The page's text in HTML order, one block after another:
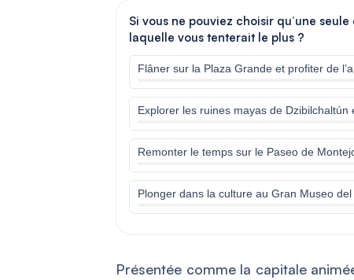
Si vous ne pouviez choisir qu’une
laquelle vous tenterait le plus ?
Flâner sur la Plaza Grande et profiter de
Explorer les ruines mayas de Dzibilchaltún
Remonter le temps sur le Paseo de
Plonger dans la culture au Gran Museo
Présentée comme la capitale